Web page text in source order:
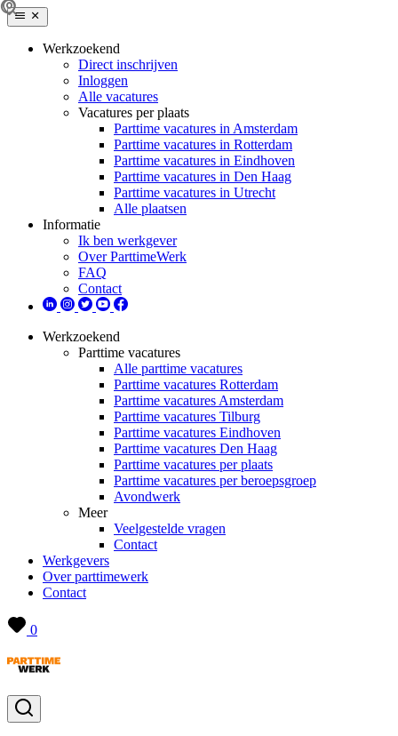
Werkzoekend
Direct inschrijven
Inloggen
Alle vacatures
Vacatures per plaats
Parttime vacatures in Amsterdam
Parttime vacatures in Rotterdam
Parttime vacatures in Eindhoven
Parttime vacatures in Den Haag
Parttime vacatures in Utrecht
Alle plaatsen
Informatie
Ik ben werkgever
Over ParttimeWerk
FAQ
Contact
Werkzoekend
Parttime vacatures
Alle parttime vacatures
Parttime vacatures Rotterdam
Parttime vacatures Amsterdam
Parttime vacatures Tilburg
Parttime vacatures Eindhoven
Parttime vacatures Den Haag
Parttime vacatures per plaats
Parttime vacatures per beroepsgroep
Avondwerk
Meer
Veelgestelde vragen
Contact
Werkgevers
Over parttimewerk
Contact
0